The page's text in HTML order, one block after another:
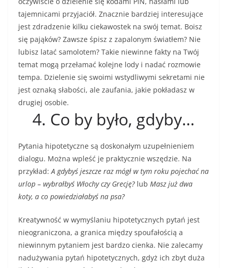
tajemnicami przyjaciół. Znacznie bardziej interesujące
jest zdradzenie kilku ciekawostek na swój temat. Boisz
się pająków? Zawsze śpisz z zapalonym światłem? Nie
lubisz latać samolotem? Takie niewinne fakty na Twój
temat mogą przełamać kolejne lody i nadać rozmowie
tempa. Dzielenie się swoimi wstydliwymi sekretami nie
jest oznaką słabości, ale zaufania, jakie pokładasz w
drugiej osobie.
4. Co by było, gdyby…
Pytania hipotetyczne są doskonałym uzupełnieniem
dialogu. Można wpleść je praktycznie wszędzie. Na
przykład:A gdybyś jeszcze raz mógł w tym roku pojechać na
urlop – wybrałbyś Włochy czy Grecję? lub Masz już dwa
koty, a co powiedziałabyś na psa?
Kreatywność w wymyślaniu hipotetycznych pytań jest
nieograniczona, a granica między spoufałością a
niewinnym pytaniem jest bardzo cienka. Nie zalecamy
nadużywania pytań hipotetycznych, gdyż ich zbyt duża